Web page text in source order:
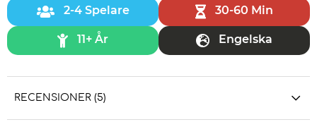
2-4 Spelare 30-60 Min
11+ År Engelska
RECENSIONER (5)